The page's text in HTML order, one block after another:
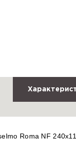
Roma NF